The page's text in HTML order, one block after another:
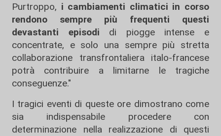
Purtroppo, i cambiamenti climatici in corso
rendono sempre più frequenti questi
devastanti episodi di piogge intense e
concentrate, e solo una sempre più stretta
collaborazione transfrontaliera italo-francese
potrà contribuire a limitarne le tragiche
conseguenze."
I tragici eventi di queste ore dimostrano come
sia indispensabile procedere con
determinazione nella realizzazione di questi